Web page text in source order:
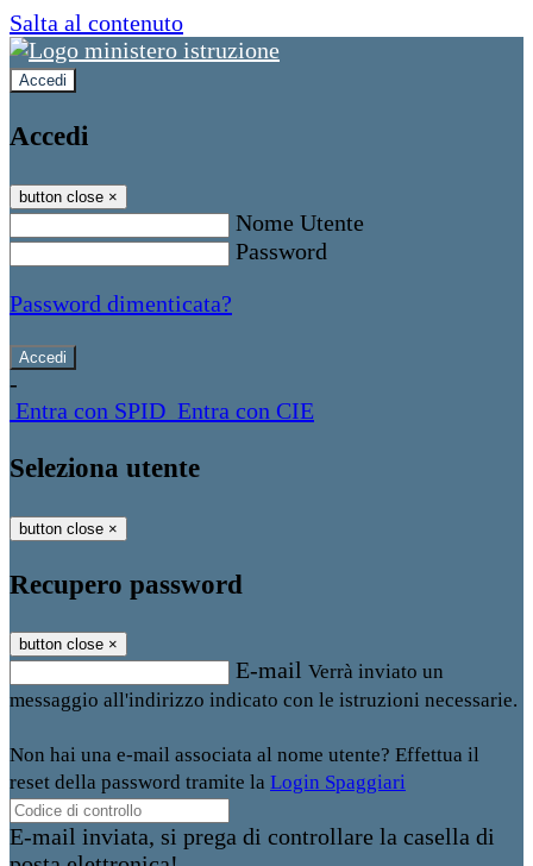
Salta al contenuto
Accedi
Accedi
button close ×
Nome Utente
Password
Password dimenticata?
-
Entra con SPID Entra con CIE
Seleziona utente
button close ×
Recupero password
button close ×
E-mail Verrà inviato un
messaggio all'indirizzo indicato con le istruzioni necessarie.
Non hai una e-mail associata al nome utente? Effettua il
reset della password tramite la Login Spaggiari
E-mail inviata, si prega di controllare la casella di